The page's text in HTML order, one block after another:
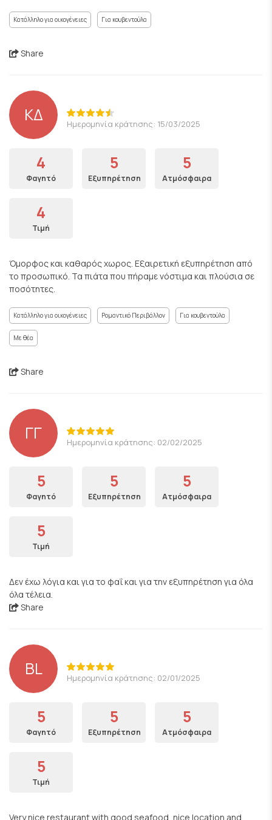
Κατάλληλο για οικογένειες Για κουβεντούλα
Share
ΚΔ Ημερομηνία κράτησης: 15/03/2025
4
Φαγητό
5
Εξυπηρέτηση
5
Ατμόσφαιρα
4
Τιμή
Όμορφος και καθαρός χωρος. Εξαιρετική εξυπηρέτηση από
το προσωπικό. Τα πιάτα που πήραμε νόστιμα και πλούσια σε
ποσότητες.
Κατάλληλο για οικογένειες Ρομαντικό Περιβάλλον Για κουβεντούλα
Με θέα
Share
ΓΓ Ημερομηνία κράτησης: 02/02/2025
5
Φαγητό
5
Εξυπηρέτηση
5
Ατμόσφαιρα
5
Τιμή
Δεν έχω λόγια και για το φαΐ και για την εξυπηρέτηση για όλα
όλα τέλεια.
Share
BL Ημερομηνία κράτησης: 02/01/2025
5
Φαγητό
5
Εξυπηρέτηση
5
Ατμόσφαιρα
5
Τιμή
Very nice restaurant with good seafood, nice location and